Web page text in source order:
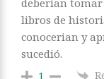
libros de
conocerian y
sucedió.
1